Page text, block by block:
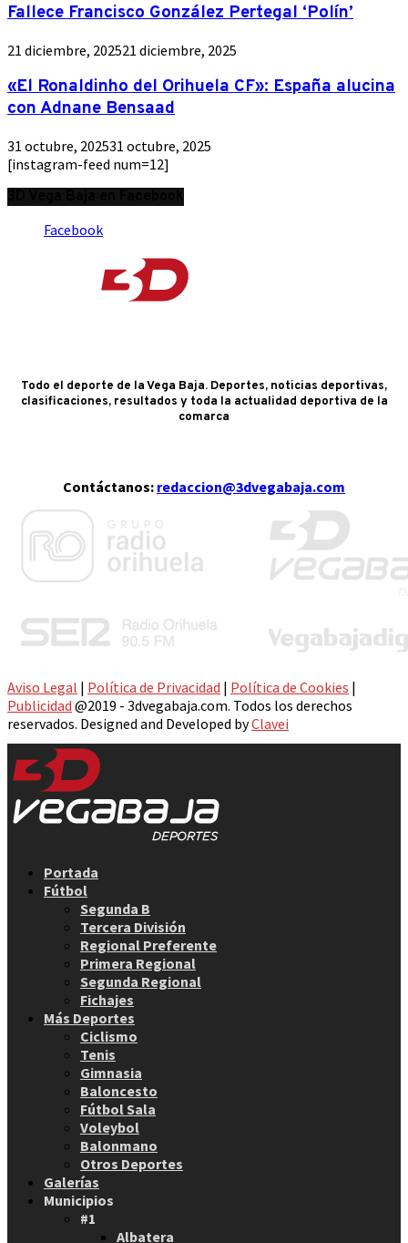
Fallece Francisco González Pertegal ‘Polín’
21 diciembre, 202521 diciembre, 2025
«El Ronaldinho del Orihuela CF»: España alucina
con Adnane Bensaad
31 octubre, 202531 octubre, 2025
[instagram-feed num=12]
Facebook
Todo el deporte de la Vega Baja. Deportes, noticias deportivas,
clasificaciones, resultados y toda la actualidad deportiva de la
comarca
Contáctanos: redaccion@3dvegabaja.com
Aviso Legal | Política de Privacidad | Política de Cookies |
Publicidad @2019 - 3dvegabaja.com. Todos los derechos
reservados. Designed and Developed byClavei
Portada
Fútbol
Segunda B
Tercera División
Regional Preferente
Primera Regional
Segunda Regional
Fichajes
Más Deportes
Ciclismo
Tenis
Gimnasia
Baloncesto
Fútbol Sala
Voleybol
Balonmano
Otros Deportes
Galerías
Municipios
#1
Albatera